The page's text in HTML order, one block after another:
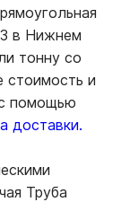
в Нижнем
тонну со
стоимость и
помощью
доставки.
Труба